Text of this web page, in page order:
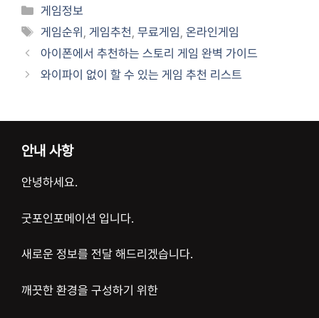
카
테
리
게임정보
태
그
게임순위 ,게임추천,무료게임,온라인게임
아이폰에서 추천하는 스토리 게임 완벽 가이드
와이파이 없이 할 수 있는 게임 추천 리스트
안내 사항
안녕하세요.
굿포인포메이션 입니다.
새로운 정보를 전달 해드리겠습니다.
깨끗한 환경을 구성하기 위한